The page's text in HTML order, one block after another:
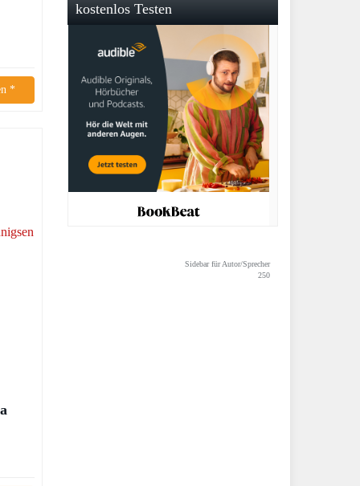
*
kostenlos Testen
Sidebar für Autor/Sprecher
250